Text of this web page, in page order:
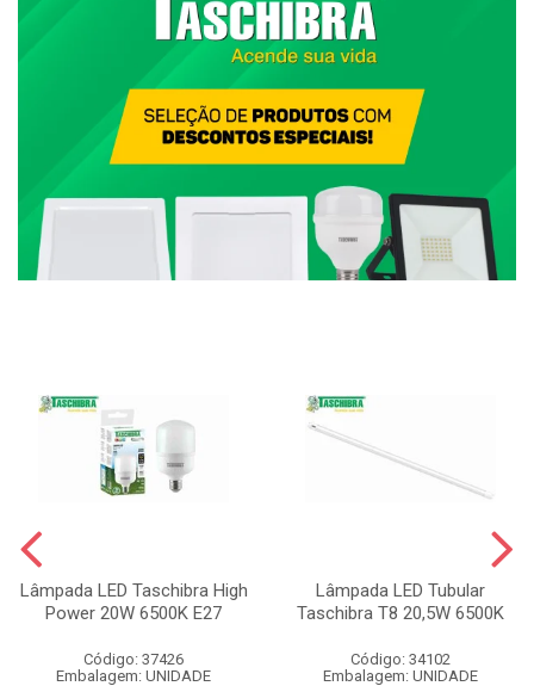
Lâmpada LED Taschibra High
Power 20W 6500K E27
Código: 37426
Embalagem: UNIDADE
Lâmpada LED Tubular
Taschibra T8 20,5W 6500K
Código: 34102
Embalagem: UNIDADE